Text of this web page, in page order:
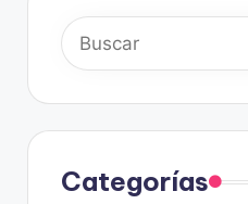
Categorías